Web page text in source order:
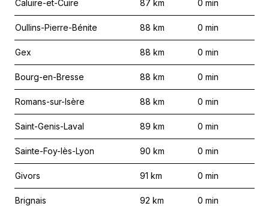
Caluire-et-Cuire 87 km 0 min
Oullins-Pierre-Bénite 88 km 0 min
Gex 88 km 0 min
Bourg-en-Bresse 88 km 0 min
Romans-sur-Isère 88 km 0 min
Saint-Genis-Laval 89 km 0 min
Sainte-Foy-lès-Lyon 90 km 0 min
Givors 91 km 0 min
Brignais 92 km 0 min